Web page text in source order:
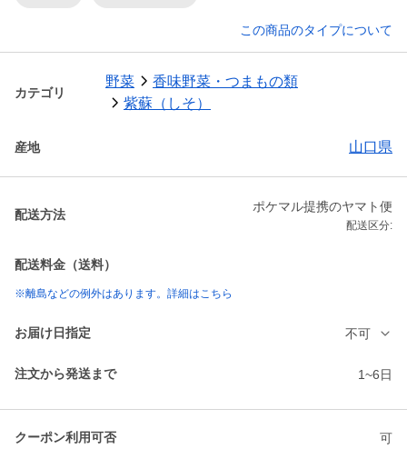
この商品のタイプについて
カテゴリ
野菜
香味野菜・つまもの類
紫蘇（しそ）
産地 山口県
配送方法
ポケマル提携のヤマト便
配送区分:
配送料金（送料）
※離島などの例外はあります。詳細はこちら
お届け日指定 不可
注文から発送まで 1~6日
クーポン利用可否 可